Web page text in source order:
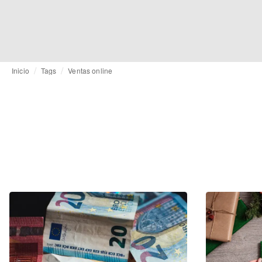
Inicio Tags Ventas online